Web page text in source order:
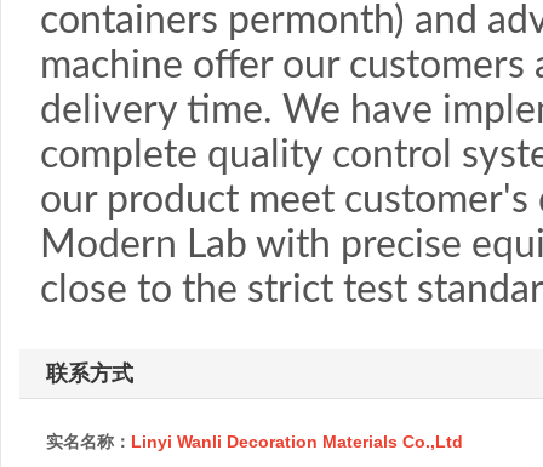
containers permonth) and
machine offer our customers
delivery time. We have
complete quality control
our product meet
Modern Lab with precise
close to the strict test
联系方式
实名名称： Linyi Wanli Decoration Materials Co.,Ltd